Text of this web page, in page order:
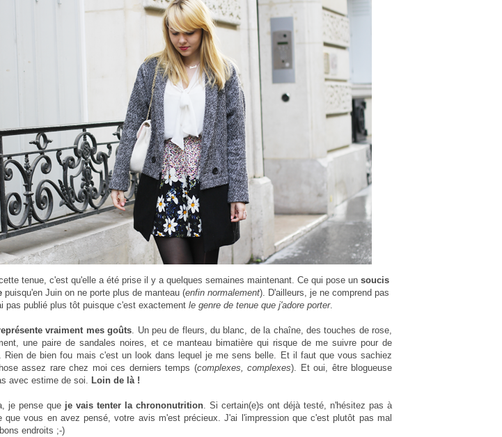
tenue, c'est qu'elle a été prise il y a quelques semaines maintenant. Ce qui pose un soucis
puisqu'en Juin on ne porte plus de manteau (enfin normalement). D'ailleurs, je ne comprend pas
pas publié plus tôt puisque c'est exactement le genre de tenue que j'adore porter.
vraiment mes goûts. Un peu de fleurs, du blanc, de la chaîne, des touches de rose,
une paire de sandales noires, et ce manteau bimatière qui risque de me suivre pour de
Rien de bien fou mais c'est un look dans lequel je me sens belle. Et il faut que vous sachiez
assez rare chez moi ces derniers temps (complexes, complexes). Et oui, être blogueuse
avec estime de soi. Loin de là !
je pense que je vais tenter la chrononutrition. Si certain(e)s ont déjà testé, n'hésitez pas à
que vous en avez pensé, votre avis m'est précieux. J'ai l'impression que c'est plutôt pas mal
endroits ;-)